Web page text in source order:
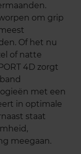
om grip
Of het nu
of natte
4D zorgt
met een
in optimale
staat
meegaan.